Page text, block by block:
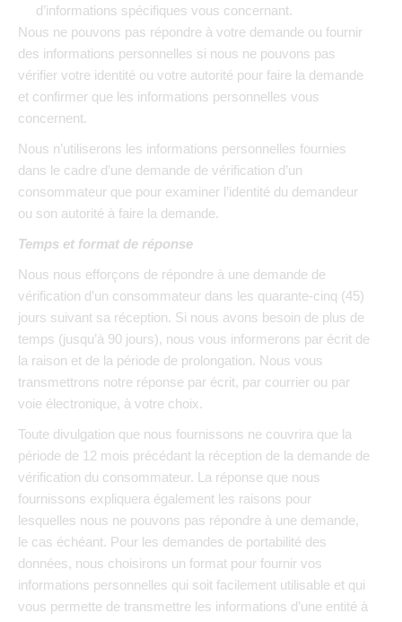
d’informations spécifiques vous concernant.
Nous ne pouvons pas répondre à votre demande ou fournir
des informations personnelles si nous ne pouvons pas
vérifier votre identité ou votre autorité pour faire la demande
et confirmer que les informations personnelles vous
concernent.
Nous n’utiliserons les informations personnelles fournies
dans le cadre d’une demande de vérification d’un
consommateur que pour examiner l’identité du demandeur
ou son autorité à faire la demande.
Temps et format de réponse
Nous nous efforçons de répondre à une demande de
vérification d’un consommateur dans les quarante-cinq (45)
jours suivant sa réception. Si nous avons besoin de plus de
temps (jusqu’à 90 jours), nous vous informerons par écrit de
la raison et de la période de prolongation. Nous vous
transmettrons notre réponse par écrit, par courrier ou par
voie électronique, à votre choix.
Toute divulgation que nous fournissons ne couvrira que la
période de 12 mois précédant la réception de la demande de
vérification du consommateur. La réponse que nous
fournissons expliquera également les raisons pour
lesquelles nous ne pouvons pas répondre à une demande,
le cas échéant. Pour les demandes de portabilité des
données, nous choisirons un format pour fournir vos
informations personnelles qui soit facilement utilisable et qui
vous permette de transmettre les informations d’une entité à